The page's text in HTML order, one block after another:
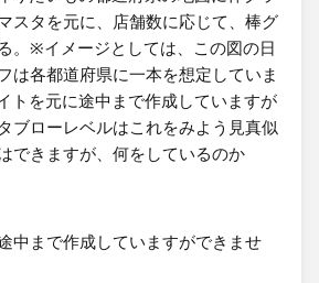
中まで作成していますができませ